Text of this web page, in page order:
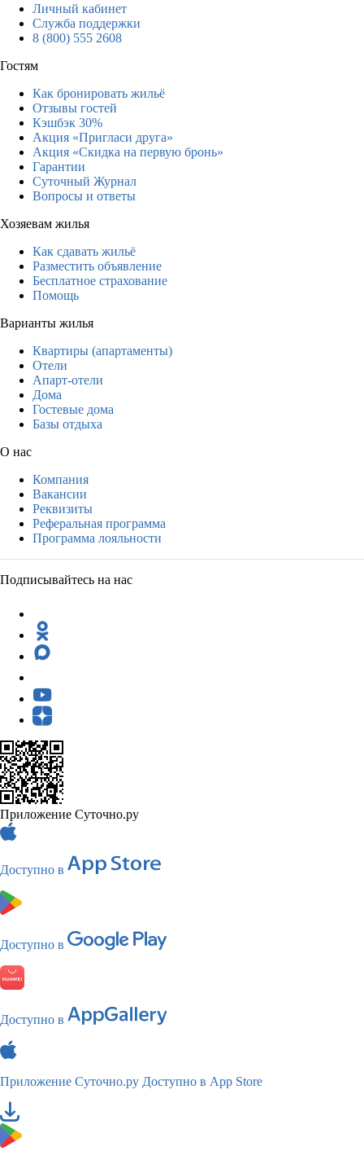
Личный кабинет
Служба поддержки
8 (800) 555 2608
Гостям
Как бронировать жильё
Отзывы гостей
Кэшбэк 30%
Акция «Пригласи друга»
Акция «Скидка на первую бронь»
Гарантии
Суточный Журнал
Вопросы и ответы
Хозяевам жилья
Как сдавать жильё
Разместить объявление
Бесплатное страхование
Помощь
Варианты жилья
Квартиры (апартаменты)
Отели
Апарт-отели
Дома
Гостевые дома
Базы отдыха
О нас
Компания
Вакансии
Реквизиты
Реферальная программа
Программа лояльности
Подписывайтесь на нас
Приложение Суточно.ру
Доступно в
Доступно в
Доступно в
Приложение Суточно.ру Доступно в App Store